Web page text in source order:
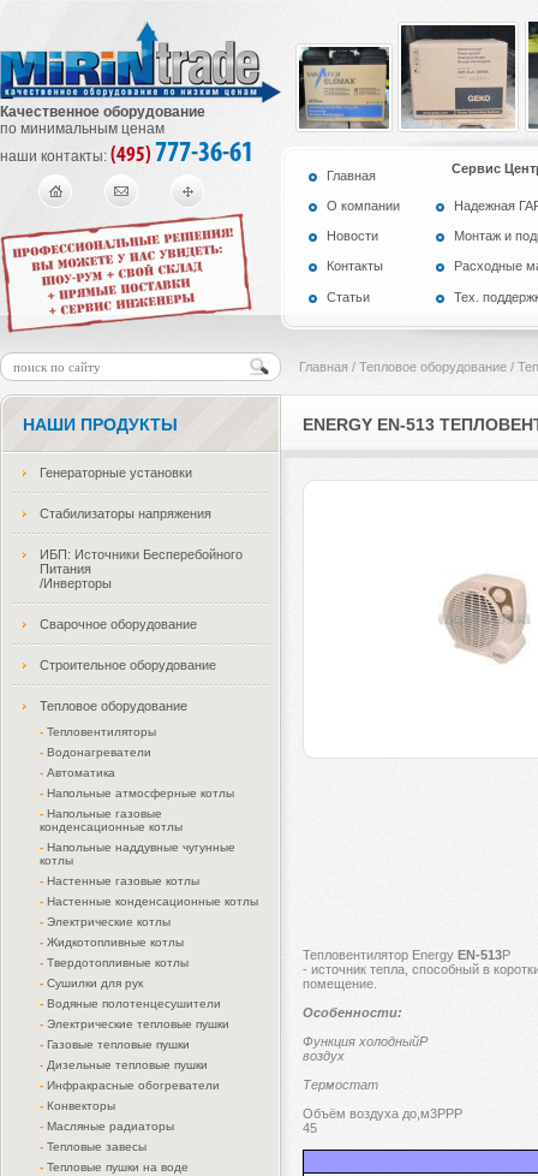
Качественное оборудование
по минимальным ценам
наши контакты: (495) 777-36-61
Главная
О компании
Новости
Контакты
Статьи
Сервис
Надежная
Монтаж и
Расходные
Тех.
Главная / Тепловое оборудование /
НАШИ ПРОДУКТЫ
Генераторные установки
Стабилизаторы напряжения
ИБП: Источники Бесперебойного
Питания
/Инверторы
Сварочное оборудование
Строительное оборудование
Тепловое оборудование
- Тепловентиляторы
- Водонагреватели
- Автоматика
- Напольные атмосферные котлы
- Напольные газовые
конденсационные котлы
- Напольные наддувные чугунные
котлы
- Настенные газовые котлы
- Настенные конденсационные котлы
- Электрические котлы
- Жидкотопливные котлы
- Твердотопливные котлы
- Сушилки для рук
- Водяные полотенцесушители
- Электрические тепловые пушки
- Газовые тепловые пушки
- Дизельные тепловые пушки
- Инфракрасные обогреватели
- Конвекторы
- Масляные радиаторы
- Тепловые завесы
- Тепловые пушки на воде
ENERGY EN-513
Тепловентилятор Energy EN-513P
- источник тепла, способный в
помещение.
Особенности:
Функция холодныйP
воздух
Термостат
Объём воздуха до,м3PPP
45